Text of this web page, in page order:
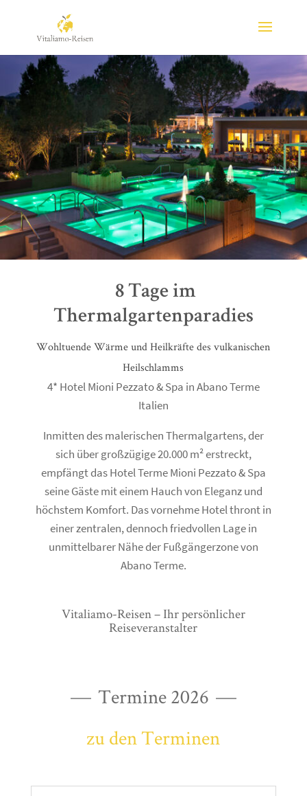
8 Tage im
Thermalgartenparadies
Wohltuende Wärme und Heilkräfte des vulkanischen
Heilschlamms
4* Hotel Mioni Pezzato & Spa in Abano Terme
Italien
Inmitten des malerischen Thermalgartens, der
sich über großzügige 20.000 m² erstreckt,
empfängt das Hotel Terme Mioni Pezzato & Spa
seine Gäste mit einem Hauch von Eleganz und
höchstem Komfort. Das vornehme Hotel thront in
einer zentralen, dennoch friedvollen Lage in
unmittelbarer Nähe der Fußgängerzone von
Abano Terme.
Vitaliamo-Reisen – Ihr persönlicher
Reiseveranstalter
Termine 2026
zu den Terminen